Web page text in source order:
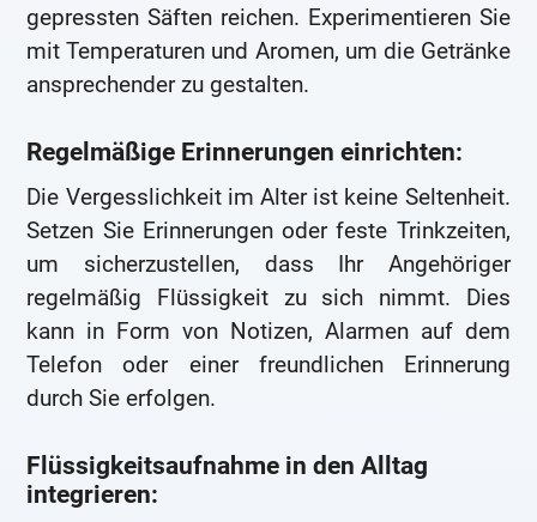
gepressten Säften reichen. Experimentieren Sie
mit Temperaturen und Aromen, um die Getränke
ansprechender zu gestalten.
Regelmäßige Erinnerungen einrichten:
Die Vergesslichkeit im Alter ist keine Seltenheit.
Setzen Sie Erinnerungen oder feste Trinkzeiten,
um sicherzustellen, dass Ihr Angehöriger
regelmäßig Flüssigkeit zu sich nimmt. Dies
kann in Form von Notizen, Alarmen auf dem
Telefon oder einer freundlichen Erinnerung
durch Sie erfolgen.
Flüssigkeitsaufnahme in den Alltag
integrieren: